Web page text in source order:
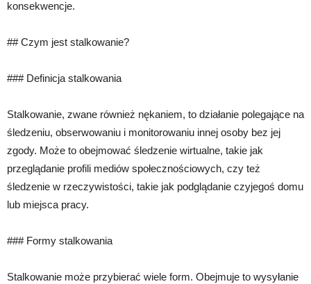
konsekwencje.
## Czym jest stalkowanie?
### Definicja stalkowania
Stalkowanie, zwane również nękaniem, to działanie polegające na
śledzeniu, obserwowaniu i monitorowaniu innej osoby bez jej
zgody. Może to obejmować śledzenie wirtualne, takie jak
przeglądanie profili mediów społecznościowych, czy też
śledzenie w rzeczywistości, takie jak podglądanie czyjegoś domu
lub miejsca pracy.
### Formy stalkowania
Stalkowanie może przybierać wiele form. Obejmuje to wysyłanie